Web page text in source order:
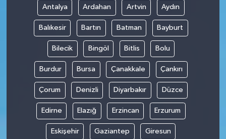
Antalya Ardahan Artvin Aydın
Balıkesir Bartın Batman Bayburt
Bilecik Bingöl Bitlis Bolu
Burdur Bursa Çanakkale Çankırı
Çorum Denizli Diyarbakır Düzce
Edirne Elazığ Erzincan Erzurum
Eskişehir Gaziantep Giresun